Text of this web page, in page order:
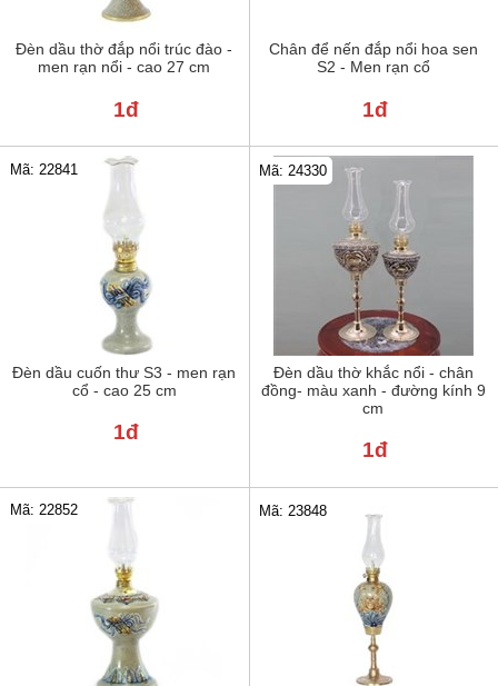
Đèn dầu thờ đắp nổi trúc đào -
men rạn nổi - cao 27 cm
1đ
Chân để nến đắp nổi hoa sen
S2 - Men rạn cổ
1đ
Đèn dầu cuốn thư S3 - men rạn
cổ - cao 25 cm
Mã: 22841
1đ
Đèn dầu thờ khắc nổi - chân
đồng- màu xanh - đường kính 9
cm
Mã: 24330
1đ
Mã: 22852 Mã: 23848